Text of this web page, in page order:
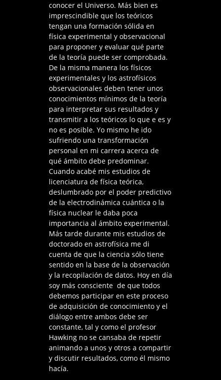
conocer el Universo. Más bien es
imprescindible que los teóricos
tengan una formación sólida en
física experimental y observacional
para proponer y evaluar qué parte
de la teoría puede ser comprobada.
De la misma manera los físicos
experimentales y los astrofísicos
observacionales deben tener unos
conocimientos mínimos de la teoría
para interpretar sus resultados y
transmitir a los teóricos lo que e es y
no es posible. Yo mismo he ido
sufriendo una transformación
personal en mi carrera acerca de
qué ámbito debe predominar.
Cuando acabé mis estudios de
licenciatura de física teórica,
deslumbrado por el poder predictivo
de la electrodinámica cuántica o la
física nuclear le daba poca
importancia al ámbito experimental.
Más tarde durante mis estudios de
doctorado en astrofísica me di
cuenta de que la ciencia sólo tiene
sentido en la base de la observación
y la recopilación de datos. Hoy en día
soy más consciente de que todos
debemos participar en este proceso
de adquisición de conocimiento y el
diálogo entre ambos debe ser
constante, tal y como el profesor
Hawking no se cansaba de repetir
animando a unos y otros a compartir
y discutir resultados, como él mismo
hacía.